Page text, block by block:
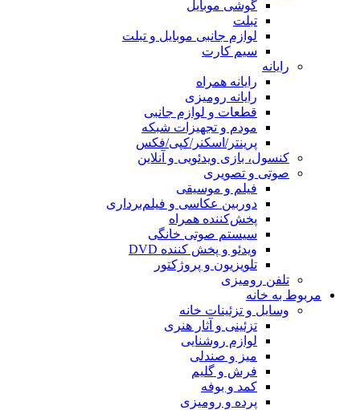
گوشی موبایل
تبلت
لوازم جانبی موبایل و تبلت
سیم کارت
رایانه
رایانه همراه
رایانه رومیزی
قطعات و لوازم جانبی
مودم و تجهیزات شبکه
پرینتر/اسکنر/کپی/فکس
کنسول، بازی‌ ویدئویی و آنلاین
صوتی و تصویری
فیلم و موسیقی
دوربین عکاسی و فیلم‌برداری
پخش‌کننده همراه
سیستم صوتی خانگی
ویدئو و پخش کننده DVD
تلویزیون و پروژکتور
تلفن رومیزی
مربوط به خانه
وسایل و تزئینات خانه
تزئینی و آثار هنری
لوازم روشنایی
میز و صندلی
فرش و گلیم
کمد و بوفه
پرده و رومیزی